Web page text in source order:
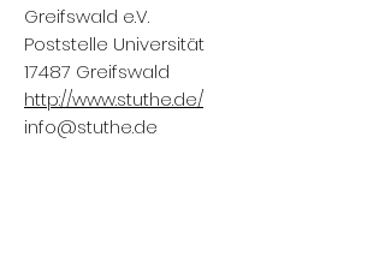
Greifswald e.V.
Poststelle Universität
17487 Greifswald
http://www.stuthe.de/
info@stuthe.de